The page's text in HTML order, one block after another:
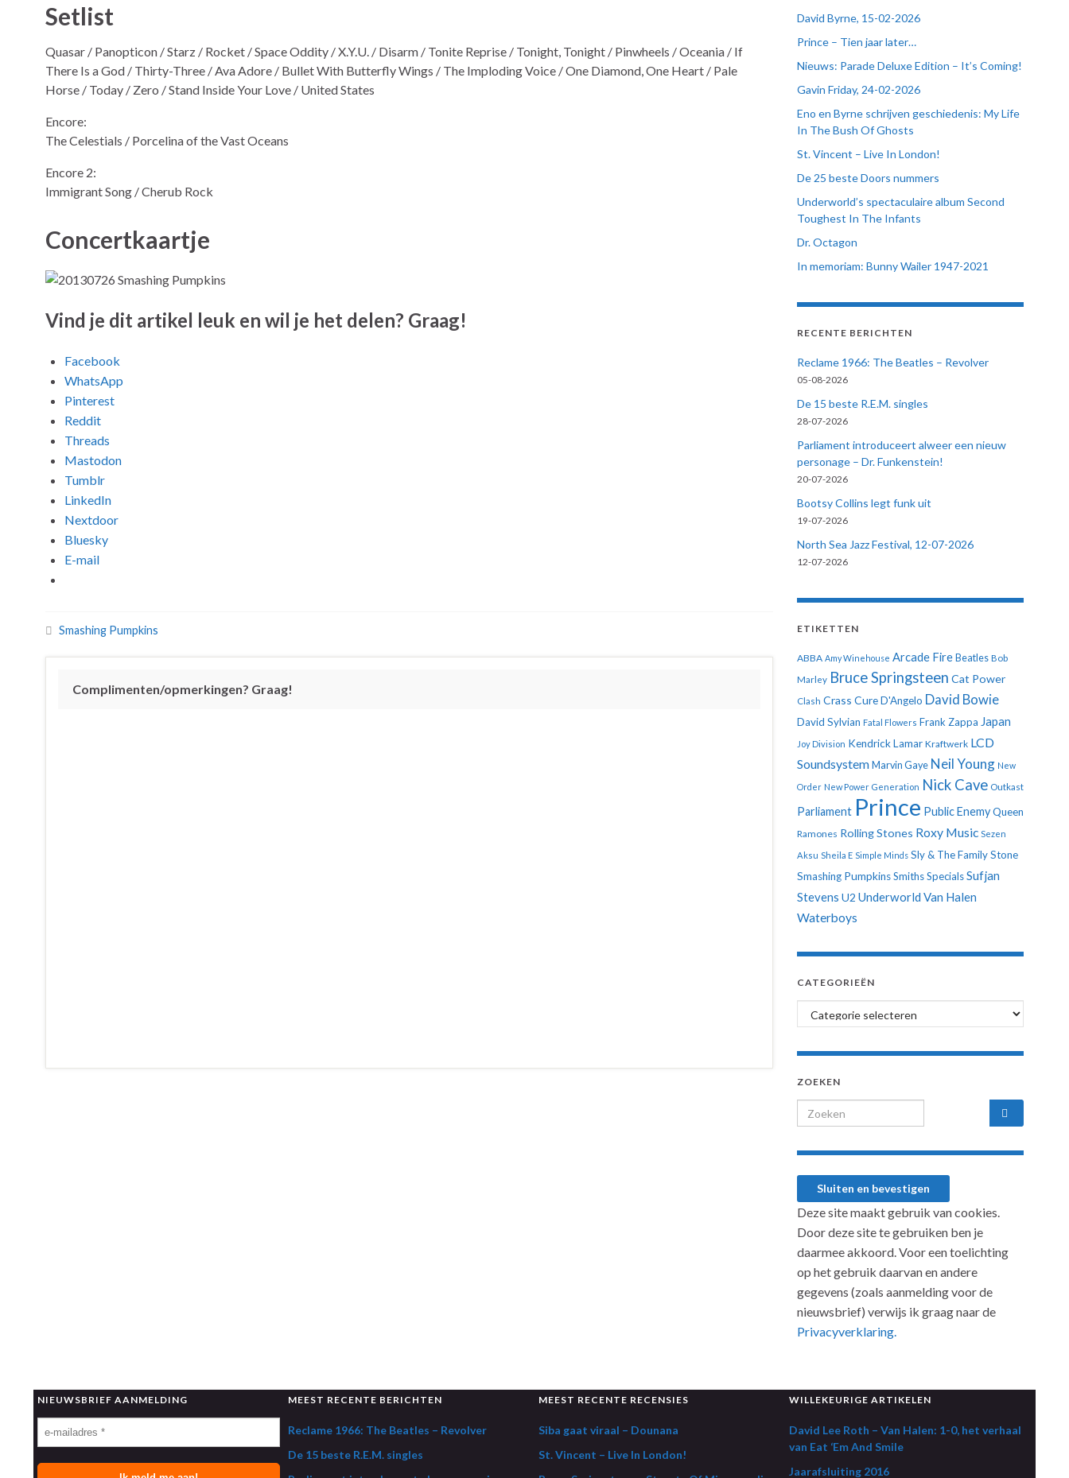
Setlist
Quasar / Panopticon / Starz / Rocket / Space Oddity / X.Y.U. / Disarm / Tonite Reprise / Tonight, Tonight / Pinwheels / Oceania / If
There Is a God / Thirty-Three / Ava Adore / Bullet With Butterfly Wings / The Imploding Voice / One Diamond, One Heart / Pale
Horse / Today / Zero / Stand Inside Your Love / United States
Encore:
The Celestials / Porcelina of the Vast Oceans
Encore 2:
Immigrant Song / Cherub Rock
Concertkaartje
Vind je dit artikel leuk en wil je het delen? Graag!
Facebook
WhatsApp
Pinterest
Reddit
Threads
Mastodon
Tumblr
LinkedIn
Nextdoor
Bluesky
E-mail
Smashing Pumpkins
Complimenten/opmerkingen? Graag!
David Byrne, 15-02-2026
Prince – Tien jaar later…
Nieuws: Parade Deluxe Edition – It’s Coming!
Gavin Friday, 24-02-2026
Eno en Byrne schrijven geschiedenis: My Life
In The Bush Of Ghosts
St. Vincent – Live In London!
De 25 beste Doors nummers
Underworld’s spectaculaire album Second
Toughest In The Infants
Dr. Octagon
In memoriam: Bunny Wailer 1947-2021
RECENTE BERICHTEN
Reclame 1966: The Beatles – Revolver
05-08-2026
De 15 beste R.E.M. singles
28-07-2026
Parliament introduceert alweer een nieuw
personage – Dr. Funkenstein!
20-07-2026
Bootsy Collins legt funk uit
19-07-2026
North Sea Jazz Festival, 12-07-2026
12-07-2026
ETIKETTEN
ABBA Amy Winehouse Arcade Fire Beatles Bob
Marley Bruce Springsteen Cat Power
Clash Crass CureD'Angelo David Bowie
David Sylvian Fatal Flowers Frank Zappa Japan
Joy Division Kendrick Lamar Kraftwerk LCD
Soundsystem Marvin Gaye Neil Young New
Order New Power Generation Nick Cave Outkast
Parliament Prince Public EnemyQueen
Ramones Rolling Stones Roxy Music Sezen
Aksu Sheila E Simple Minds Sly & The Family Stone
Smashing PumpkinsSmithsSpecialsSufjan
Stevens U2 Underworld Van Halen
Waterboys
CATEGORIEËN
Categorieën
ZOEKEN
Search for:
Deze site maakt gebruik van cookies.
Door deze site te gebruiken ben je
daarmee akkoord. Voor een toelichting
op het gebruik daarvan en andere
gegevens (zoals aanmelding voor de
nieuwsbrief) verwijs ik graag naar de
Privacyverklaring.
NIEUWSBRIEF AANMELDING MEEST RECENTE BERICHTEN
Reclame 1966: The Beatles – Revolver
De 15 beste R.E.M. singles
MEEST RECENTE RECENSIES
Siba gaat viraal – Dounana
St. Vincent – Live In London!
WILLEKEURIGE ARTIKELEN
David Lee Roth – Van Halen: 1-0, het verhaal
van Eat ‘Em And Smile
Jaarafsluiting 2016